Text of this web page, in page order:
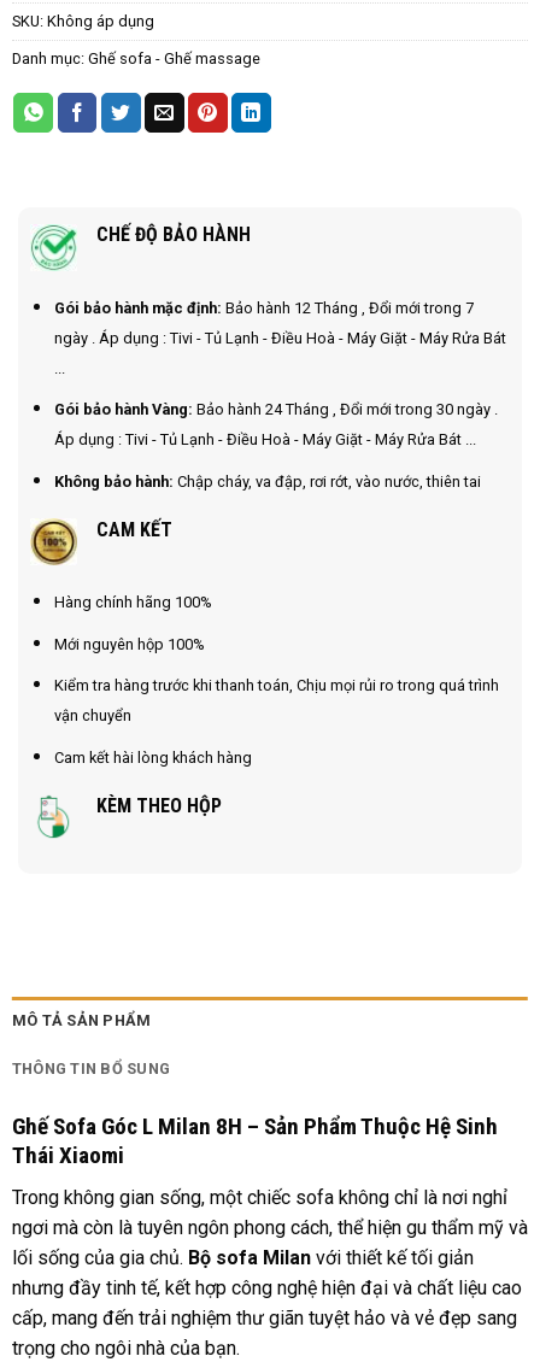
SKU: Không áp dụng
Danh mục: Ghế sofa - Ghế massage
CHẾ ĐỘ BẢO HÀNH
Gói bảo hành mặc định: Bảo hành 12 Tháng , Đổi mới trong 7
ngày . Áp dụng : Tivi - Tủ Lạnh - Điều Hoà - Máy Giặt - Máy Rửa Bát
Gói bảo hành Vàng: Bảo hành 24 Tháng , Đổi mới trong 30 ngày .
Áp dụng : Tivi - Tủ Lạnh - Điều Hoà - Máy Giặt - Máy Rửa Bát ...
Không bảo hành: Chập cháy, va đập, rơi rớt, vào nước, thiên tai
CAM KẾT
Hàng chính hãng 100%
Mới nguyên hộp 100%
Kiểm tra hàng trước khi thanh toán, Chịu mọi rủi ro trong quá trình
vận chuyển
Cam kết hài lòng khách hàng
KÈM THEO HỘP
MÔ TẢ SẢN PHẨM
THÔNG TIN BỔ SUNG
Ghế Sofa Góc L Milan 8H – Sản Phẩm Thuộc Hệ Sinh
Thái Xiaomi
Trong không gian sống, một chiếc sofa không chỉ là nơi nghỉ
ngơi mà còn là tuyên ngôn phong cách, thể hiện gu thẩm mỹ và
lối sống của gia chủ. Bộ sofa Milanvới thiết kế tối giản
nhưng đầy tinh tế, kết hợp công nghệ hiện đại và chất liệu cao
cấp, mang đến trải nghiệm thư giãn tuyệt hảo và vẻ đẹp sang
trọng cho ngôi nhà của bạn.